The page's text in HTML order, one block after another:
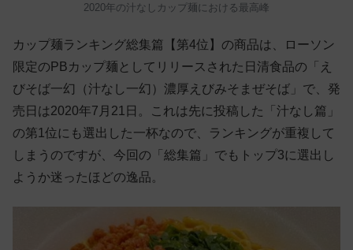
2020年の汁なしカップ麺における最高峰
カップ麺ランキング総集篇【第4位】の商品は、ローソン
限定のPBカップ麺としてリリースされた日清食品の「え
びそば一幻（汁なし一幻）濃厚えびみそまぜそば」で、発
売日は2020年7月21日。これは先に投稿した「汁なし篇」
の第1位にも選出した一杯なので、ランキングが重複して
しまうのですが、今回の「総集篇」でもトップ3に選出し
ようか迷ったほどの逸品。